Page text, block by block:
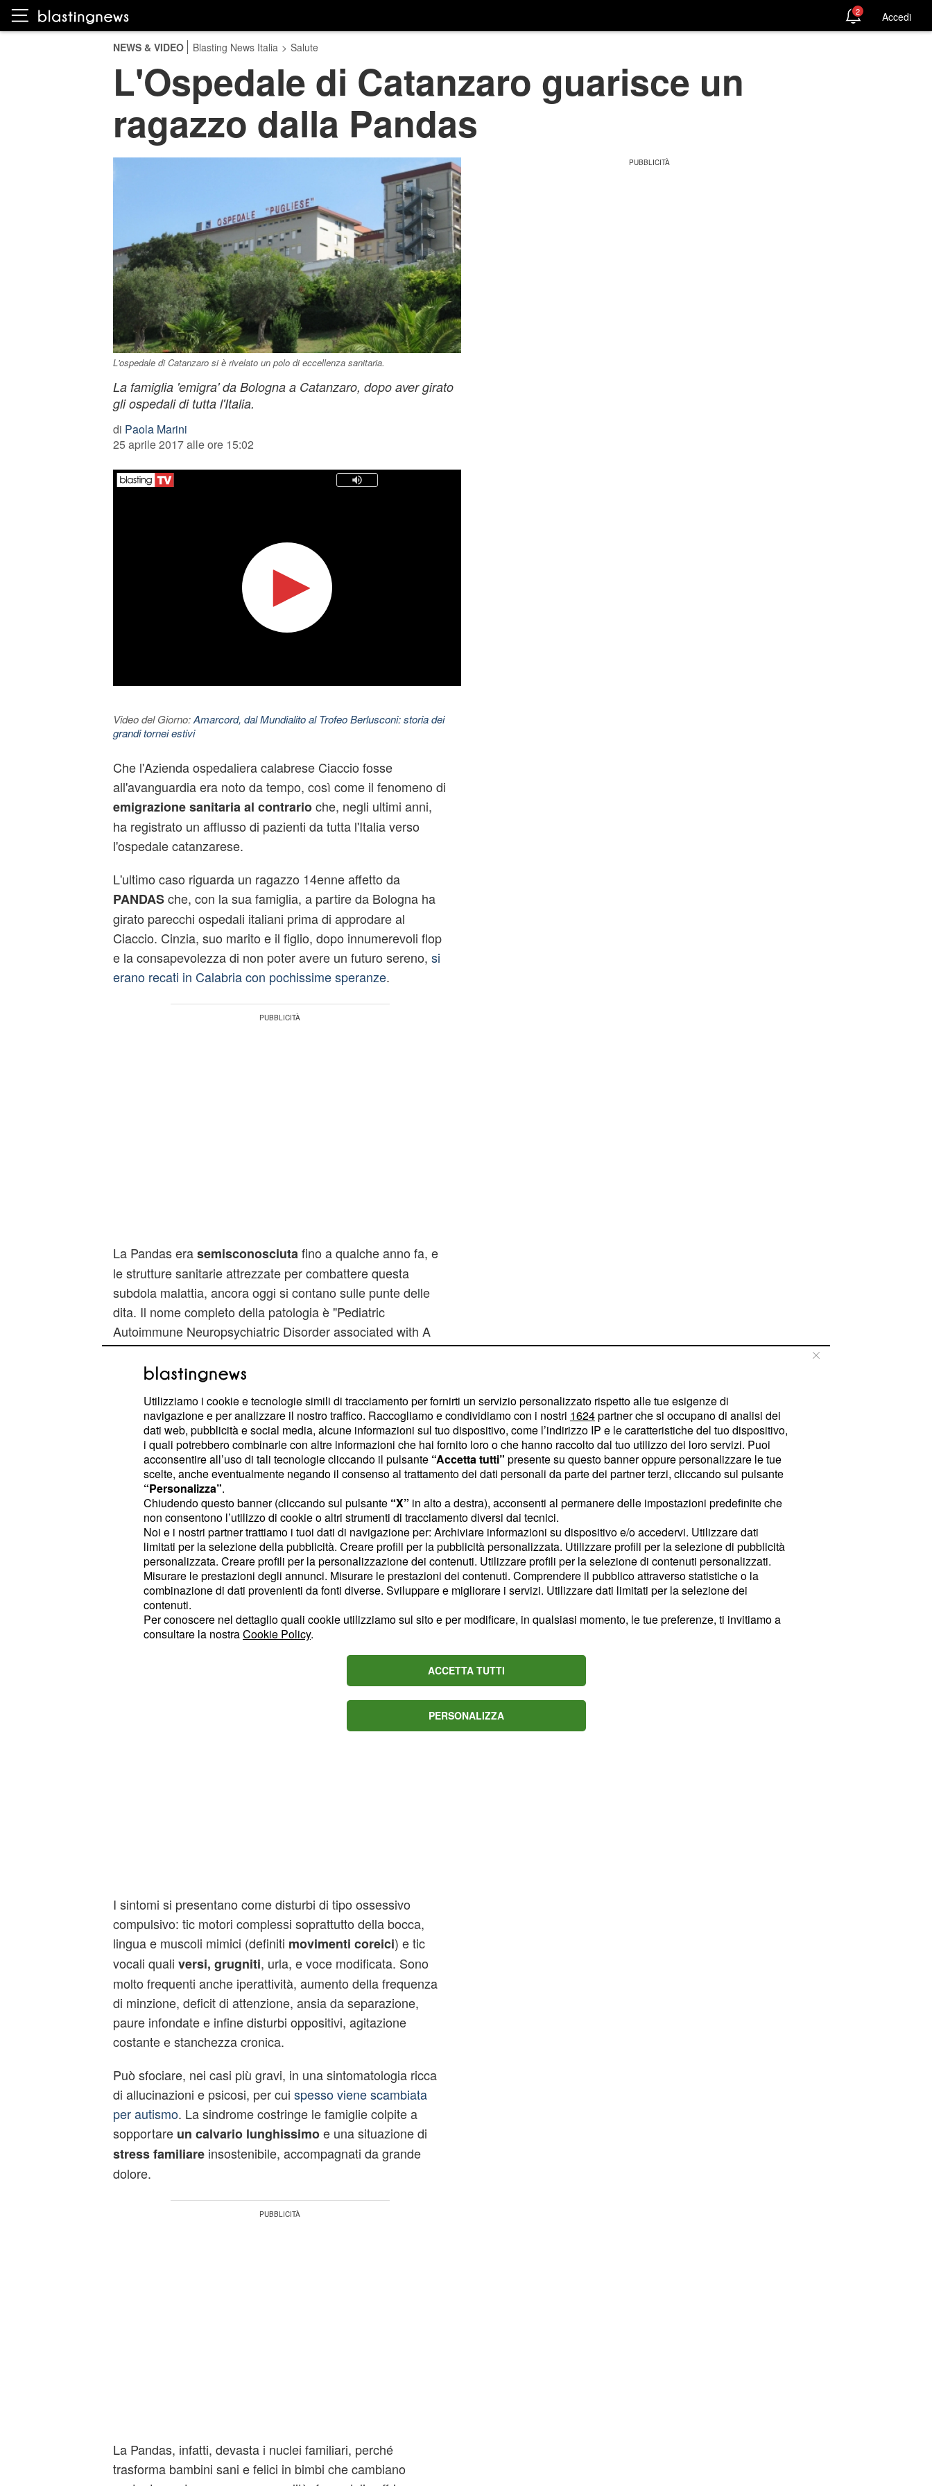
2 Accedi
NEWS & VIDEO Blasting News Italia > Salute
L'Ospedale di Catanzaro guarisce un
ragazzo dalla Pandas
L'ospedale di Catanzaro si è rivelato un polo di eccellenza sanitaria.
La famiglia 'emigra' da Bologna a Catanzaro, dopo aver girato
gli ospedali di tutta l'Italia.
di Paola Marini
25 aprile 2017 alle ore 15:02
Video del Giorno:Amarcord, dal Mundialito al Trofeo Berlusconi: storia dei
grandi tornei estivi
Che l'Azienda ospedaliera calabrese Ciaccio fosse
all'avanguardia era noto da tempo, così come il fenomeno di
emigrazione sanitaria al contrarioche, negli ultimi anni,
ha registrato un afflusso di pazienti da tutta l'Italia verso
l'ospedale catanzarese.
L'ultimo caso riguarda un ragazzo 14enne affetto da
PANDASche, con la sua famiglia, a partire da Bologna ha
girato parecchi ospedali italiani prima di approdare al
Ciaccio. Cinzia, suo marito e il figlio, dopo innumerevoli flop
e la consapevolezza di non poter avere un futuro sereno, si
erano recati in Calabria con pochissime speranze.
La Pandas erasemisconosciuta fino a qualche anno fa, e
le strutture sanitarie attrezzate per combattere questa
subdola malattia, ancora oggi si contano sulle punte delle
dita. Il nome completo della patologia è "Pediatric
Autoimmune Neuropsychiatric Disorder associated with A
Streptococci", ovvero Disordini autoimmuni pediatrici di tipo
neuropsichiatrico, legati alle infezioni da
In altre parole, un banale mal di gola da streptococco, se
curato male può degenerare in qualcosa di terribile. La
malattia va definita più correttamente comesindrome,
poiché la comunità scientifica non l'ha ancora pienamente
riconosciuta come patologia.
La Pandas
La sindrome pediatrica può insorgere dai 3 anni di età, e il
suo picco massimo si registra tra i 5 e 7 anni: è ancora
molto difficile da diagnosticare, e per questo motivo il
dibattito scientifico è ancora aperto.
I sintomi si presentano come disturbi di tipo ossessivo
compulsivo: tic motori complessi soprattutto della bocca,
lingua e muscoli mimici (definiti movimenti coreici) e tic
vocali quali versi, grugniti, urla, e voce modificata. Sono
molto frequenti anche iperattività, aumento della frequenza
di minzione, deficit di attenzione, ansia da separazione,
paure infondate e infine disturbi oppositivi, agitazione
costante e stanchezza cronica.
Può sfociare, nei casi più gravi, in una sintomatologia ricca
di allucinazioni e psicosi, per cui spesso viene scambiata
per autismo. La sindrome costringe le famiglie colpite a
sopportare un calvario lunghissimoe una situazione di
stress familiareinsostenibile, accompagnati da grande
dolore.
La Pandas, infatti, devasta i nuclei familiari, perché
trasforma bambini sani e felici in bimbi che cambiano
Utilizziamo i cookie e tecnologie simili di tracciamento per fornirti un servizio personalizzato rispetto alle tue esigenze di
navigazione e per analizzare il nostro traffico. Raccogliamo e condividiamo con i nostri 1624partner che si occupano di analisi dei
dati web, pubblicità e social media, alcune informazioni sul tuo dispositivo, come l’indirizzo IP e le caratteristiche del tuo dispositivo,
i quali potrebbero combinarle con altre informazioni che hai fornito loro o che hanno raccolto dal tuo utilizzo dei loro servizi. Puoi
acconsentire all’uso di tali tecnologie cliccando il pulsante “Accetta tutti” presente su questo banner oppure personalizzare le tue
scelte, anche eventualmente negando il consenso al trattamento dei dati personali da parte dei partner terzi, cliccando sul pulsante
“Personalizza”.
Chiudendo questo banner (cliccando sul pulsante “X” in alto a destra), acconsenti al permanere delle impostazioni predefinite che
non consentono l’utilizzo di cookie o altri strumenti di tracciamento diversi dai tecnici.
Noi e i nostri partner trattiamo i tuoi dati di navigazione per: Archiviare informazioni su dispositivo e/o accedervi. Utilizzare dati
limitati per la selezione della pubblicità. Creare profili per la pubblicità personalizzata. Utilizzare profili per la selezione di pubblicità
personalizzata. Creare profili per la personalizzazione dei contenuti. Utilizzare profili per la selezione di contenuti personalizzati.
Misurare le prestazioni degli annunci. Misurare le prestazioni dei contenuti. Comprendere il pubblico attraverso statistiche o la
combinazione di dati provenienti da fonti diverse. Sviluppare e migliorare i servizi. Utilizzare dati limitati per la selezione dei
contenuti.
Per conoscere nel dettaglio quali cookie utilizziamo sul sito e per modificare, in qualsiasi momento, le tue preferenze, ti invitiamo a
consultare la nostraCookie Policy.
ACCETTA TUTTI
PERSONALIZZA